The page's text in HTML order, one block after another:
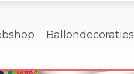
Ballondecoraties